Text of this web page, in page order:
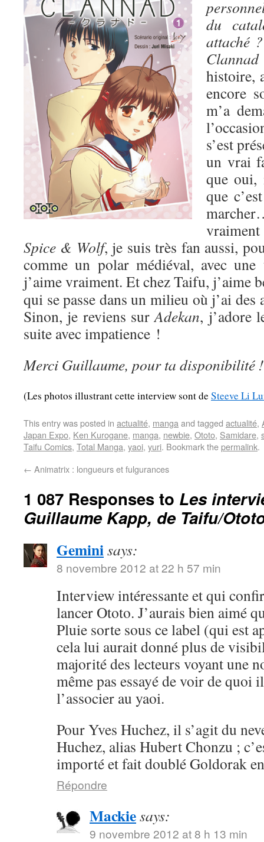
du
attaché ?
histoire,
encore
m’a
s’est
un vrai
que
que
Spice & Wolf, je suis très fan aussi,
comme un polar médiéval, avec une
j’aime vraiment. Et chez Taifu, j’aime
qui se passe dans un milieu où j’ai
Sinon, je reviens surAdekan, j’adore
suite avec impatience !
Merci Guillaume, pour ta disponibilité !
(Les photos illustrant cette interview sont de Steeve Li
This entry was posted in actualité, manga and tagged actualité,
Japan Expo, Ken Kurogane, manga, newbie, Ototo, Samidare,
Taifu Comics, Total Manga, yaoi, yuri. Bookmark thepermalink.
← Animatrix : longueurs et fulgurances
1 087 Responses to Les
Guillaume Kapp, de Taifu/
Geminisays:
8 novembre 2012 at 22 h 57 min
Interview intéressante et qui
lancer Ototo. J’aurais bien aimé
Pluie sorte sous ce label (qui est
cela lui aurait donné plus de
majorité des lecteurs voyant une
même pas essayé de voir de quoi
l’associer au yaoi.
Pour Yves Huchez, il s’agit du
Huchez, alias Hubert Chonzu ;
importé et fait doublé Goldorak
Répondre
Mackiesays:
9 novembre 2012 at 8 h 13 min